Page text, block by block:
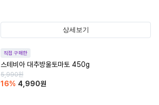
상세보기
직접 구매한
스테비아 대추방울토마토 450g
5,990원
16% 4,990원